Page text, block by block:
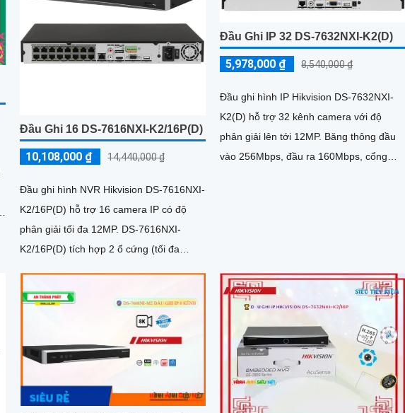
Đầu Ghi 16 DS-7616NXI-K2/16P(D)
10,108,000 ₫ 14,440,000 ₫
Đầu ghi hình NVR Hikvision DS-7616NXI-
K2/16P(D) hỗ trợ 16 camera IP có độ
phân giải tối đa 12MP. DS-7616NXI-
K2/16P(D) tích hợp 2 ổ cứng (tối đa
200W tích hợp sẵn trên đầu ghi, Cổng
HDMI xuất hình 4K, hỗ trợ nhận diện
khuôn mặt và phát hiện chuyển động
thông minh
Đầu Ghi IP 32 DS-7632NXI-K2(D)
5,978,000 ₫ 8,540,000 ₫
Đầu ghi hình IP Hikvision DS-7632NXI-
K2(D) hỗ trợ 32 kênh camera với độ
phân giải lên tới 12MP. Băng thông đầu
vào 256Mbps, đầu ra 160Mbps, cổng